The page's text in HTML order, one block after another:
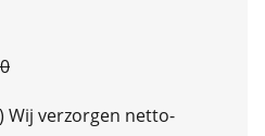
Wij verzorgen netto-